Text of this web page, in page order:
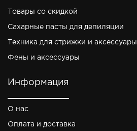
Товары со скидкой
Сахарные пасты для депиляции
Техника для стрижки и аксессуары
Фены и аксессуары
Информация
О нас
Оплата и доставка